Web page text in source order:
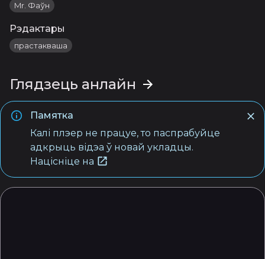
Mr. Фаўн
Рэдактары
прастакваша
Глядзець анлайн
Памятка
Калі плэер не працуе, то паспрабуйце
адкрыць відэа ў новай укладцы.
Націсніце на